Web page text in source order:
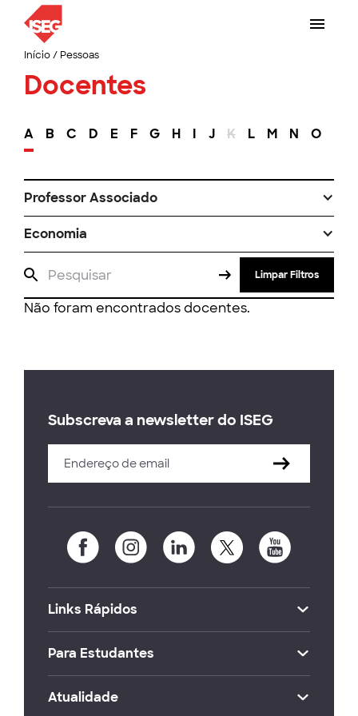
Início/ Pessoas
Docentes
A B C D E F G H I J K L M N O
Professor Associado
Economia
Limpar Filtros
Não foram encontrados docentes.
Subscreva a newsletter do ISEG
Links Rápidos
Para Estudantes
Atualidade